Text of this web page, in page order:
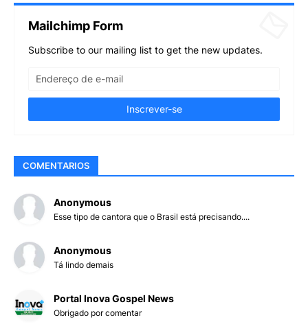
Mailchimp Form
Subscribe to our mailing list to get the new updates.
COMENTARIOS
Anonymous
Esse tipo de cantora que o Brasil está precisando....
Anonymous
Tá lindo demais
Portal Inova Gospel News
Obrigado por comentar